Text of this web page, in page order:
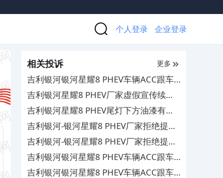
个人登录 企业登录
相关投诉 更多
吉利银河银河星耀8 PHEV车辆ACC跟车
突然自动加速追尾，厂家拒绝提供底层运
行数据
吉利银河星耀8 PHEV厂家虚假宣传续航
里程，售后服务态度差
吉利银河星耀8 PHEV尾灯下方油漆有颗
粒，要求厂家解释并补偿
吉利银河-银河星耀8 PHEV厂家拒绝提供
符合国标EDR数据
吉利银河-银河星耀8 PHEV厂家拒绝提供
符合国标EDR数据
吉利银河银河星耀8 PHEV车辆ACC跟车
突然自动加速追尾，厂家拒绝提供符合国
吉利银河银河星耀8 PHEV车辆ACC跟车